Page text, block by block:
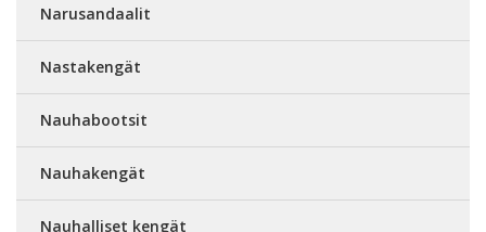
Narusandaalit
Nastakengät
Nauhabootsit
Nauhakengät
Nauhalliset kengät